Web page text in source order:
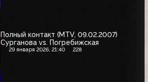
Полный контакт (MTV, 09.02.2007)
Сурганова vs. Погребижская
29 января 2026, 21:40 228